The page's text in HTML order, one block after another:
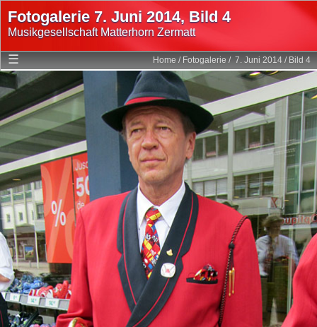
Fotogalerie 7. Juni 2014, Bild 4
Musikgesellschaft Matterhorn Zermatt
☰ Home / Fotogalerie / 7. Juni 2014 / Bild 4
Home
Mitglieder
Programm
Fotogalerie
Multimedia
Geschichte
Statuten
Links
Login